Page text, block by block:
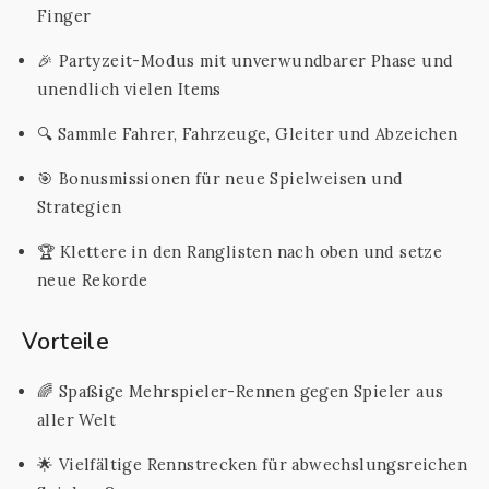
Finger
🎉 Partyzeit-Modus mit unverwundbarer Phase und
unendlich vielen Items
🔍 Sammle Fahrer, Fahrzeuge, Gleiter und Abzeichen
🎯 Bonusmissionen für neue Spielweisen und
Strategien
🏆 Klettere in den Ranglisten nach oben und setze
neue Rekorde
Vorteile
🌈 Spaßige Mehrspieler-Rennen gegen Spieler aus
aller Welt
🌟 Vielfältige Rennstrecken für abwechslungsreichen